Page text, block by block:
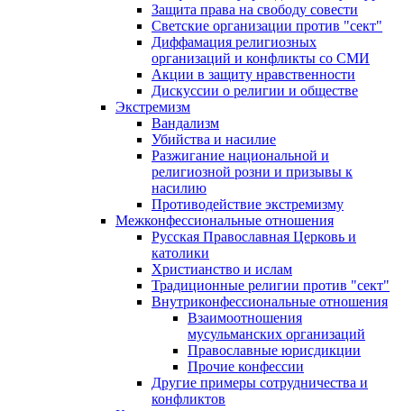
Защита права на свободу совести
Светские организации против "сект"
Диффамация религиозных
организаций и конфликты со СМИ
Акции в защиту нравственности
Дискуссии о религии и обществе
Экстремизм
Вандализм
Убийства и насилие
Разжигание национальной и
религиозной розни и призывы к
насилию
Противодействие экстремизму
Межконфессиональные отношения
Русская Православная Церковь и
католики
Христианство и ислам
Традиционные религии против "сект"
Внутриконфессиональные отношения
Взаимоотношения
мусульманских организаций
Православные юрисдикции
Прочие конфессии
Другие примеры сотрудничества и
конфликтов